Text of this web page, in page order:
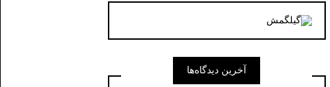
آخرین دیدگاه‌ها